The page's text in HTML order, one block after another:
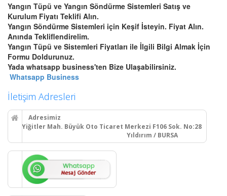
Yangın Tüpü ve Yangın Söndürme Sistemleri Satış ve
Kurulum Fiyatı Teklifi Alın.
Yangın Söndürme Sistemleri için Keşif İsteyin. Fiyat Alın.
Anında Tekliflendirelim.
Yangın Tüpü ve Sistemleri Fiyatları ile İlgili Bilgi Almak İçin
Formu Doldurunuz.
Yada whatsapp business'ten Bize Ulaşabilirsiniz.
Whatsapp Business
İletişim Adresleri
Adresimiz
Yiğitler Mah. Büyük Oto Ticaret Merkezi F106 Sok. No:28
Yıldırım / BURSA